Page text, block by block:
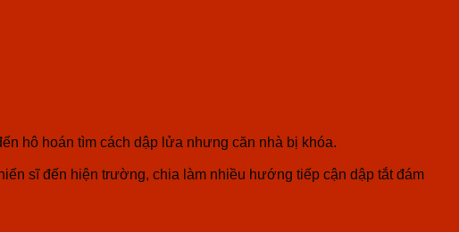
hô hoán tìm cách dập lửa nhưng căn nhà bị khóa.
sĩ đến hiện trường, chia làm nhiều hướng tiếp cận dập tắt đám